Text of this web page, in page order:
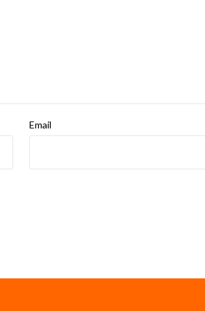
Email